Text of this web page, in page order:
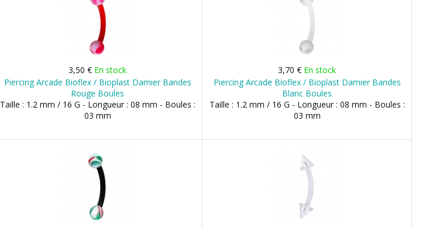
3,50 € En stock
Piercing Arcade Bioflex / Bioplast Damier Bandes
Rouge Boules
Taille : 1.2 mm / 16 G - Longueur : 08 mm - Boules :
03 mm
3,70 € En stock
Piercing Arcade Bioflex / Bioplast Damier Bandes
Blanc Boules
Taille : 1.2 mm / 16 G - Longueur : 08 mm - Boules :
03 mm